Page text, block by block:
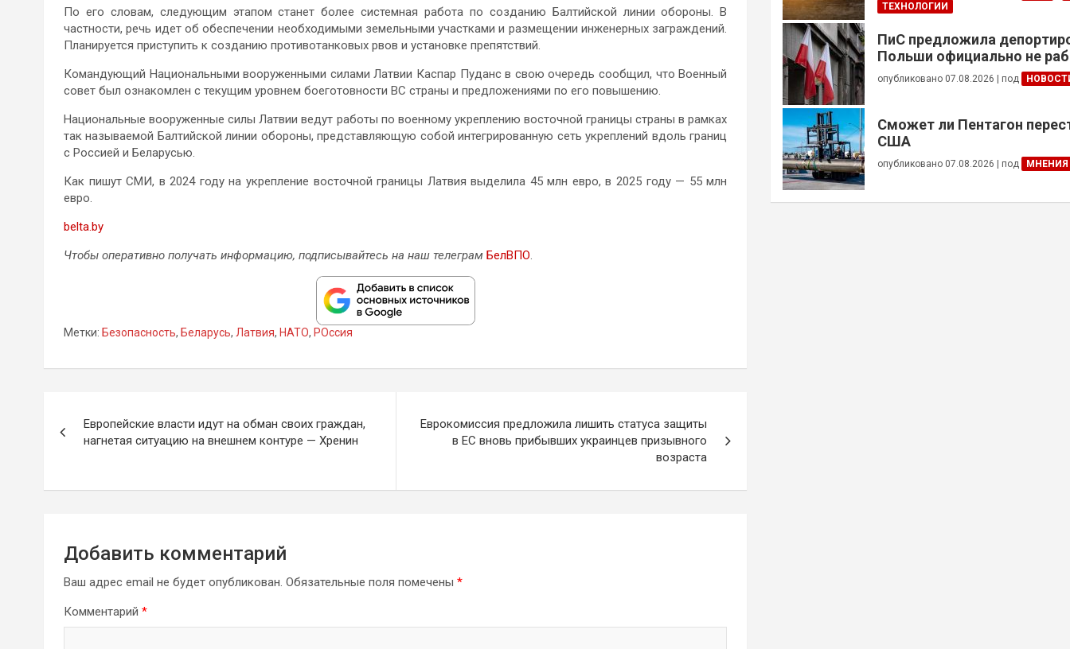
По его словам, следующим этапом станет более системная работа по созданию Балтийской линии обороны. В
частности, речь идет об обеспечении необходимыми земельными участками и размещении инженерных заграждений.
Планируется приступить к созданию противотанковых рвов и установке препятствий.
Командующий Национальными вооруженными силами Латвии Каспар Пуданс в свою очередь сообщил, что Военный
совет был ознакомлен с текущим уровнем боеготовности ВС страны и предложениями по его повышению.
Национальные вооруженные силы Латвии ведут работы по военному укреплению восточной границы страны в рамках
так называемой Балтийской линии обороны, представляющую собой интегрированную сеть укреплений вдоль границ
с Россией и Беларусью.
Как пишут СМИ, в 2024 году на укрепление восточной границы Латвия выделила 45 млн евро, в 2025 году — 55 млн
евро.
belta.by
Чтобы оперативно получать информацию, подписывайтесь на наш телеграм БелВПО
Метки: Безопасность, Беларусь, Латвия, НАТО, РОссия
по
Европейские власти идут на обман своих граждан,
нагнетая ситуацию на внешнем контуре — Хренин
Еврокомиссия предложила лишить статуса защиты
в ЕС вновь прибывших украинцев призывного
возраста
Добавить комментарий
Ваш адрес email не будет опубликован. Обязательные поля помечены *
Комментарий *
ТЕХНОЛОГИИ
ПиС предложила
Польши официально не
украинцев призывного
опубликовано 07.08.2026 под
Сможет ли Пентагон
США
опубликовано 07.08.2026 под МНЕНИЯ